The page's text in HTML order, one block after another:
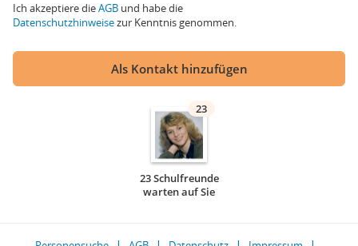
Ich akzeptiere dieAGB und habe die
Datenschutzhinweisezur Kenntnis genommen.
Als Kontakt hinzufügen
23
23 Schulfreunde
warten auf Sie